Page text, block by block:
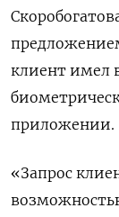
клиент имел
приложении.
«Запрос